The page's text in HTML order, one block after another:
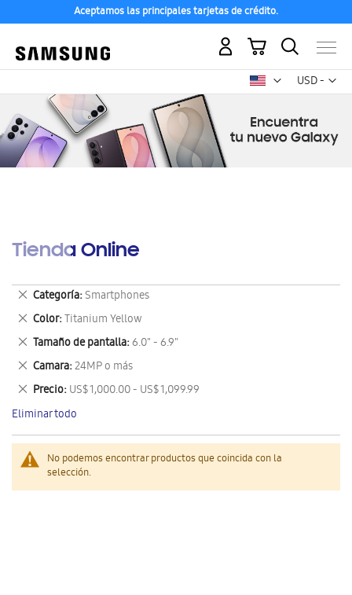
Aceptamos las principales tarjetas de crédito.
USD -
dólar
Mi carrito
Tienda Online
No podemos encontrar productos que coincida con la
selección.
Categoría Smartphones
Eliminar
este
artículo
Color Titanium Yellow
Eliminar
este
artículo
Tamaño de pantalla 6.0" - 6.9"
Eliminar
este
artículo
Camara 24MP o más
Eliminar
este
artículo
Precio US$ 1,000.00 - US$ 1,099.99
Eliminar
este
artículo
Eliminar todo